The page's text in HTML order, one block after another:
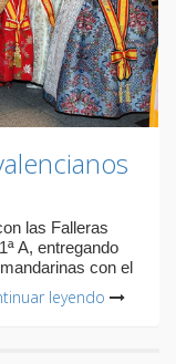
las Falleras
A, entregando
con el
leyendo